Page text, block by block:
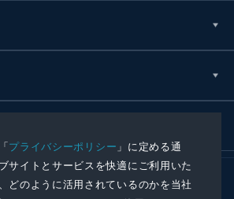
プライバシーポリシー 」に定める通
サイトとサービスを快適にご利用いた
どのように活用されているのかを当社